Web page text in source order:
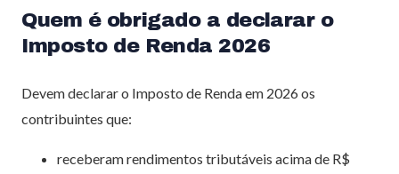
Quem é obrigado a declarar o
Imposto de Renda 2026
Devem declarar o Imposto de Renda em 2026 os
contribuintes que:
receberam rendimentos tributáveis acima de R$